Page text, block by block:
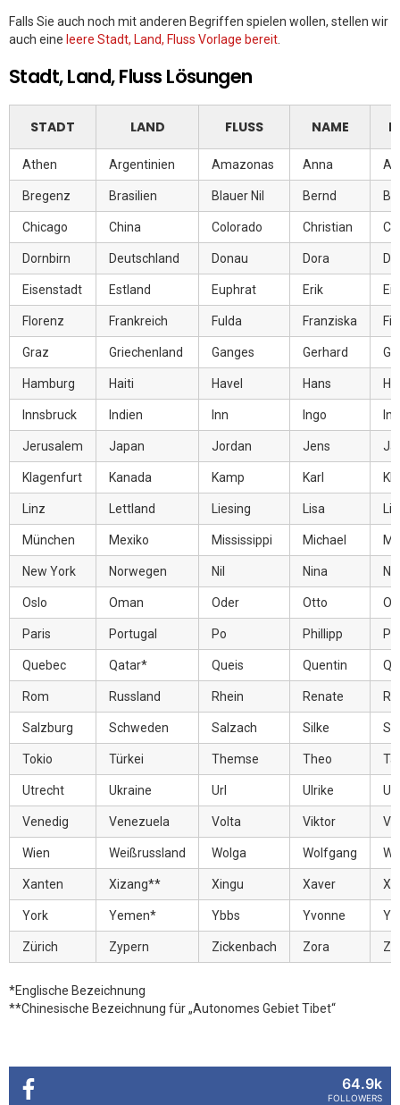
Falls Sie auch noch mit anderen Begriffen spielen wollen, stellen wir
auch eine leere Stadt, Land, Fluss Vorlage bereit
Stadt, Land, Fluss Lösungen
STADT LAND FLUSS NAME
Athen Argentinien Amazonas Anna
Bregenz Brasilien Blauer Nil Bernd
Chicago China Colorado Christian
Dornbirn Deutschland Donau Dora
Eisenstadt Estland Euphrat Erik
Florenz Frankreich Fulda Franziska
Graz Griechenland Ganges Gerhard
Hamburg Haiti Havel Hans
Innsbruck Indien Inn Ingo
Jerusalem Japan Jordan Jens
Klagenfurt Kanada Kamp Karl
Linz Lettland Liesing Lisa
München Mexiko Mississippi Michael
New York Norwegen Nil Nina
Oslo Oman Oder Otto
Paris Portugal Po Phillipp
Quebec Qatar* Queis Quentin
Rom Russland Rhein Renate
Salzburg Schweden Salzach Silke
Tokio Türkei Themse Theo
Utrecht Ukraine Url Ulrike
Venedig Venezuela Volta Viktor
Wien Weißrussland Wolga Wolfgang
Xanten Xizang** Xingu Xaver
York Yemen* Ybbs Yvonne
Zürich Zypern Zickenbach Zora
*Englische Bezeichnung
**Chinesische Bezeichnung für „Autonomes Gebiet Tibet“
64.9k
FOLLOWERS